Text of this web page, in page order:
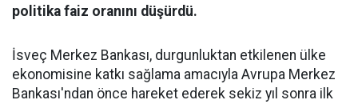
politika faiz oranını düşürdü.
İsveç Merkez Bankası, durgunluktan etkilenen ülke
ekonomisine katkı sağlama amacıyla Avrupa Merkez
Bankası'ndan önce hareket ederek sekiz yıl sonra ilk